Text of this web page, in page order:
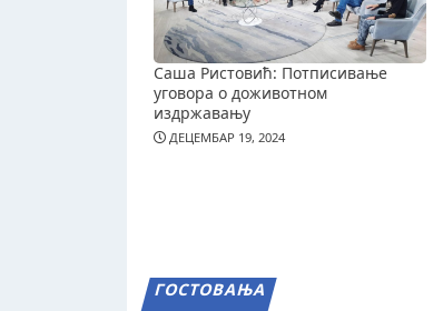
Саша Ристовић: Потписивање
уговора о доживотном
издржавању
ДЕЦЕМБАР 19, 2024
ГОСТОВАЊА